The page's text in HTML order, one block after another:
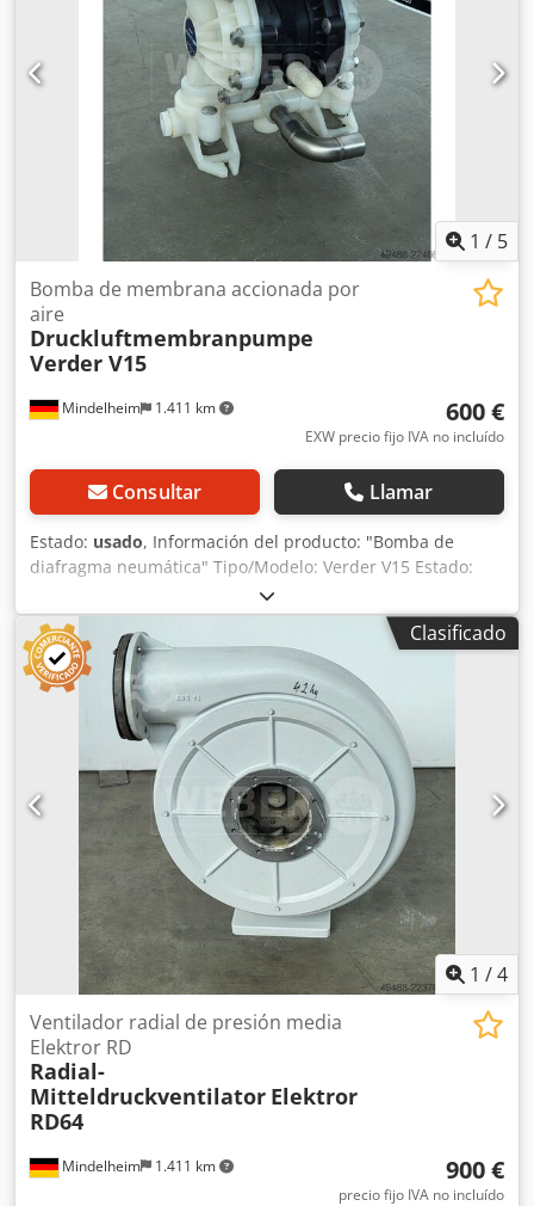
1 / 5
Mindelheim 1.411 km
Bomba de membrana accionada por
aire
Druckluftmembranpumpe
Verder V15
600 €
EXW precio fijo IVA no incluído
Consultar Llamar
Estado: usado, Información del producto: "Bomba de
diafragma neumática" Tipo/Modelo: Verder V15 Estado:
Usado Datos técnicos Caudal máximo: 57 l/min Presión
máxima de descarga: 7 bares Conexiones Lado de succión
y de descarga: 1/2" BSP/NPT Conexión de aire: 1/4" NPT
Altura de succión en seco: hasta 4,5 m Dodpfjzn Ndrjx Ah
Dowa en contacto con el producto: 7,6 m Tamaño máximo
de partículas sólidas: hasta 2,5 mm Viscosidad máxima:
hasta 5.000 mPA·s Dimensiones: 250 mm x 200 mm x 270
mm Peso: 4,5 kg
Clasificado
1 /4
Mindelheim 1.411 km
Ventilador radial de presión media
Elektror RD
Radial-
Mitteldruckventilator Elektror
RD64
900 €
precio fijo IVA no incluído